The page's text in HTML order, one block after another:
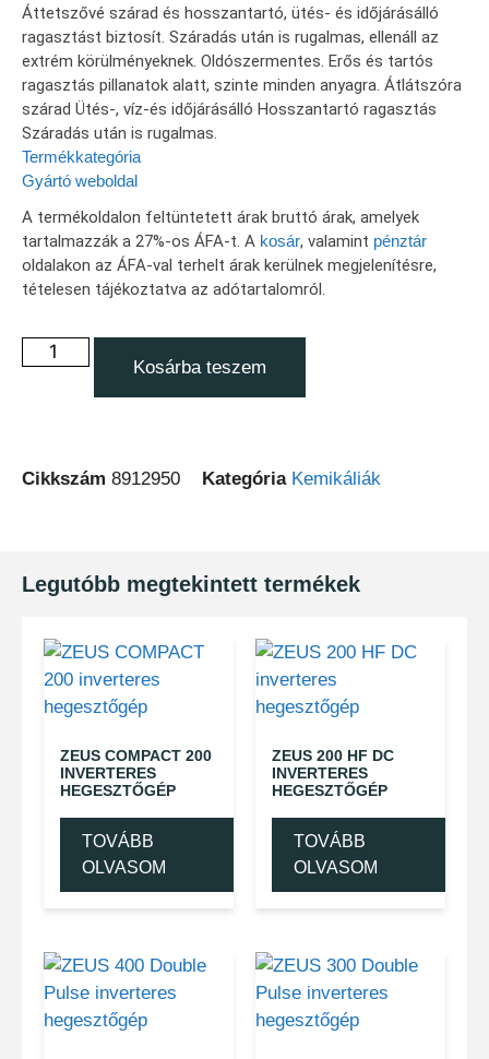
Áttetszővé szárad és hosszantartó, ütés- és időjárásálló
ragasztást biztosít. Száradás után is rugalmas, ellenáll az
extrém körülményeknek. Oldószermentes. Erős és tartós
ragasztás pillanatok alatt, szinte minden anyagra. Átlátszóra
szárad Ütés-, víz-és időjárásálló Hosszantartó ragasztás
Száradás után is rugalmas.
Termékkategória
Gyártó weboldal
A termékoldalon feltüntetett árak bruttó árak, amelyek
tartalmazzák a 27%-os ÁFA-t. A kosár, valamint pénztár
oldalakon az ÁFA-val terhelt árak kerülnek megjelenítésre,
tételesen tájékoztatva az adótartalomról.
Kosárba teszem
Cikkszám 8912950 Kategória Kemikáliák
Legutóbb megtekintett termékek
ZEUS COMPACT 200
INVERTERES
HEGESZTŐGÉP
TOVÁBB
OLVASOM
ZEUS 200 HF DC
INVERTERES
HEGESZTŐGÉP
TOVÁBB
OLVASOM